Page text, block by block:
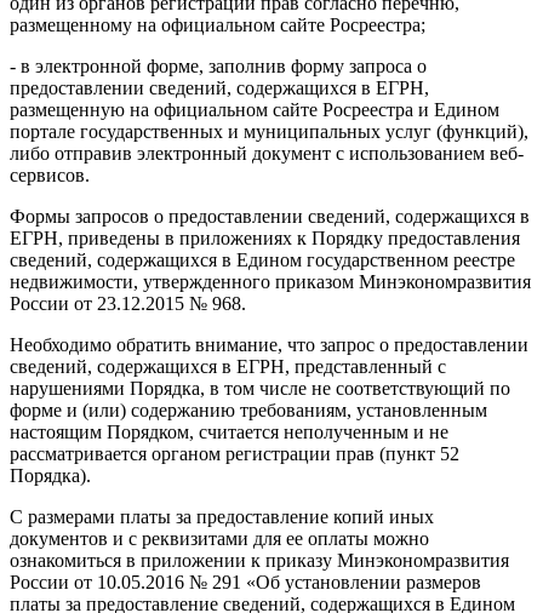
размещенному на официальном сайте Росреестра;
- в электронной форме, заполнив форму запроса о
предоставлении сведений, содержащихся в ЕГРН,
размещенную на официальном сайте Росреестра и Едином
портале государственных и муниципальных услуг (функций),
либо отправив электронный документ с использованием веб-
сервисов.
Формы запросов о предоставлении сведений, содержащихся в
ЕГРН, приведены в приложениях к Порядку предоставления
сведений, содержащихся в Едином государственном реестре
недвижимости, утвержденного приказом Минэкономразвития
России от 23.12.2015 № 968.
Необходимо обратить внимание, что запрос о предоставлении
сведений, содержащихся в ЕГРН, представленный с
нарушениями Порядка, в том числе не соответствующий по
форме и (или) содержанию требованиям, установленным
настоящим Порядком, считается неполученным и не
рассматривается органом регистрации прав (пункт 52
Порядка).
С размерами платы за предоставление копий иных
документов и с реквизитами для ее оплаты можно
ознакомиться в приложении к приказу Минэкономразвития
России от 10.05.2016 № 291 «Об установлении размеров
платы за предоставление сведений, содержащихся в Едином